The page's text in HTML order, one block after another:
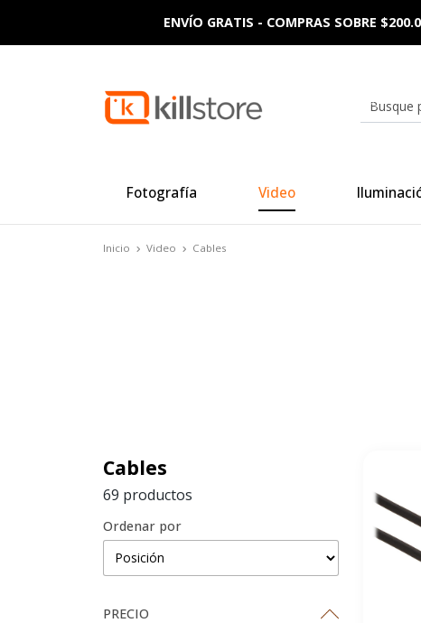
Fotografía Video
ENVÍO GRATIS - COMPRAS SOBRE
Inicio Video Cables
Cables
69 productos
Ordenar por
PRECIO